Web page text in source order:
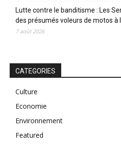
Lutte contre le banditisme : Les
des présumés voleurs de motos à
7 août 2026
CATEGORIES
Culture
Economie
Environnement
Featured